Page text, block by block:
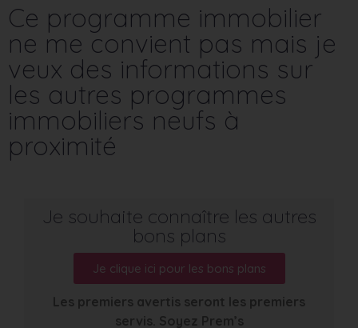
Ce programme immobilier
ne me convient pas mais je
veux des informations sur
les autres programmes
immobiliers neufs à
proximité
Je souhaite connaître les autres
bons plans
Je clique ici pour les bons plans
Les premiers avertis seront les premiers
servis. Soyez Prem’s